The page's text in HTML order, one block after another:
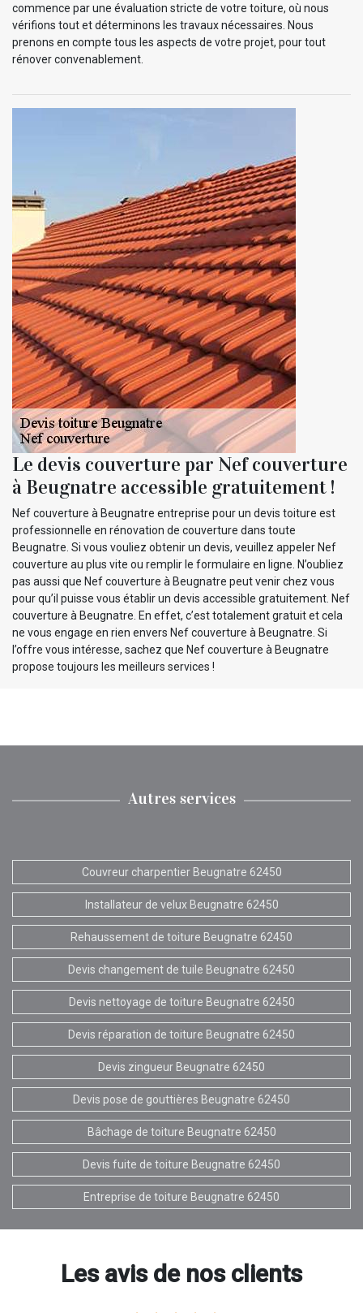
commence par une évaluation stricte de votre toiture, où nous
vérifions tout et déterminons les travaux nécessaires. Nous
prenons en compte tous les aspects de votre projet, pour tout
rénover convenablement.
Le devis couverture par Nef couverture
à Beugnatre accessible gratuitement !
Nef couverture à Beugnatre entreprise pour un devis toiture est
professionnelle en rénovation de couverture dans toute
Beugnatre. Si vous vouliez obtenir un devis, veuillez appeler Nef
couverture au plus vite ou remplir le formulaire en ligne. N’oubliez
pas aussi que Nef couverture à Beugnatre peut venir chez vous
pour qu’il puisse vous établir un devis accessible gratuitement. Nef
couverture à Beugnatre. En effet, c’est totalement gratuit et cela
ne vous engage en rien envers Nef couverture à Beugnatre. Si
l’offre vous intéresse, sachez que Nef couverture à Beugnatre
propose toujours les meilleurs services !
Autres services
Couvreur charpentier Beugnatre 62450
Installateur de velux Beugnatre 62450
Rehaussement de toiture Beugnatre 62450
Devis changement de tuile Beugnatre 62450
Devis nettoyage de toiture Beugnatre 62450
Devis réparation de toiture Beugnatre 62450
Devis zingueur Beugnatre 62450
Devis pose de gouttières Beugnatre 62450
Bâchage de toiture Beugnatre 62450
Devis fuite de toiture Beugnatre 62450
Entreprise de toiture Beugnatre 62450
Les avis de nos clients